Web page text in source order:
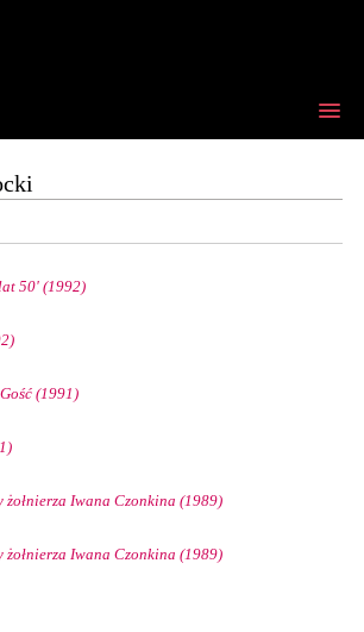
50' (1992)
(1991)
żołnierza Iwana Czonkina (1989)
żołnierza Iwana Czonkina (1989)